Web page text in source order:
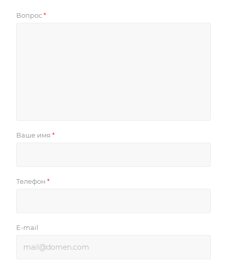
Вопрос *
Ваше имя *
Телефон *
E-mail